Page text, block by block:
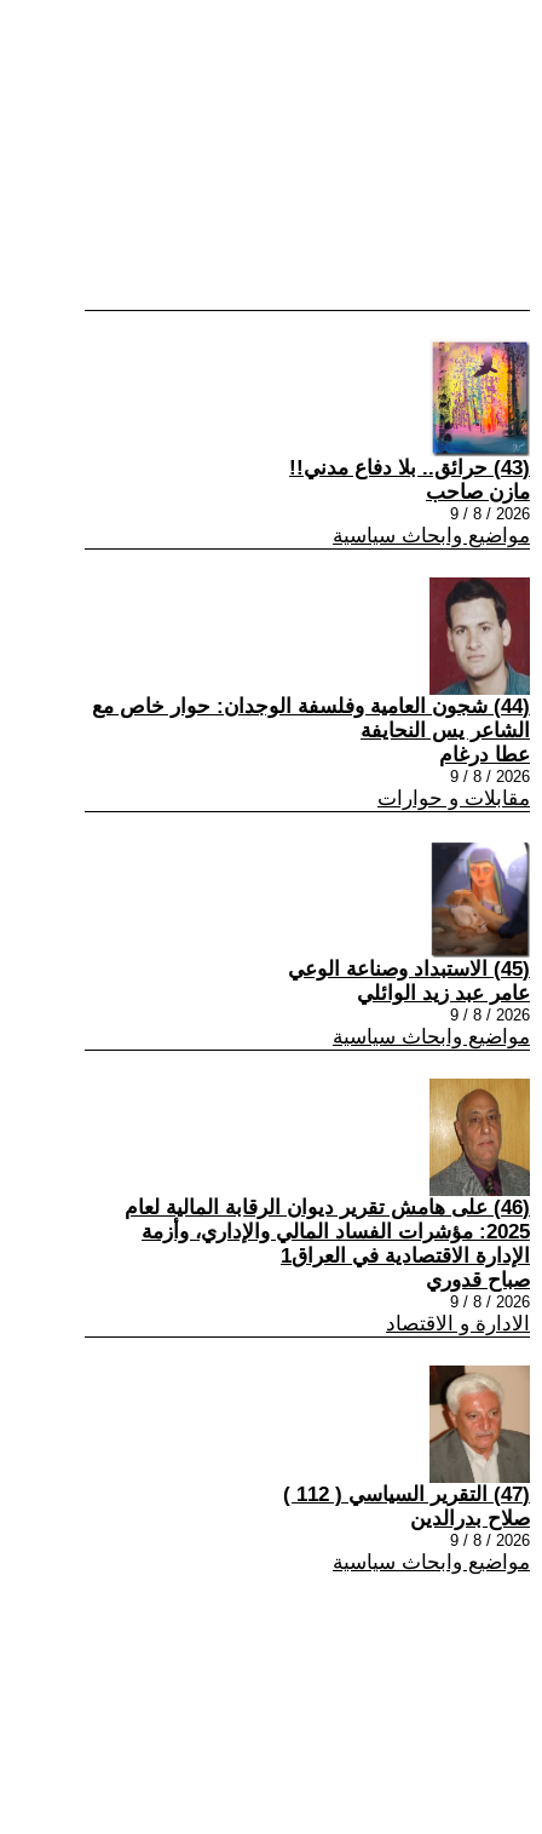
(43) حرائق.. بلا دفاع مدني!!
مازن صاحب
2026 / 8 / 9
مواضيع وابحاث سياسية
(44) شجون العامية وفلسفة الوجدان: حوار خاص مع
الشاعر يس النحايفة
عطا درغام
2026 / 8 / 9
مقابلات و حوارات
(45) الاستبداد وصناعة الوعي
عامر عبد زيد الوائلي
2026 / 8 / 9
مواضيع وابحاث سياسية
(46) على هامش تقرير ديوان الرقابة المالية لعام
2025: مؤشرات الفساد المالي والإداري، وأزمة
الإدارة الاقتصادية في العراق1
صباح قدوري
2026 / 8 / 9
الادارة و الاقتصاد
(47) التقرير السياسي ( 112 )
صلاح بدرالدين
2026 / 8 / 9
مواضيع وابحاث سياسية